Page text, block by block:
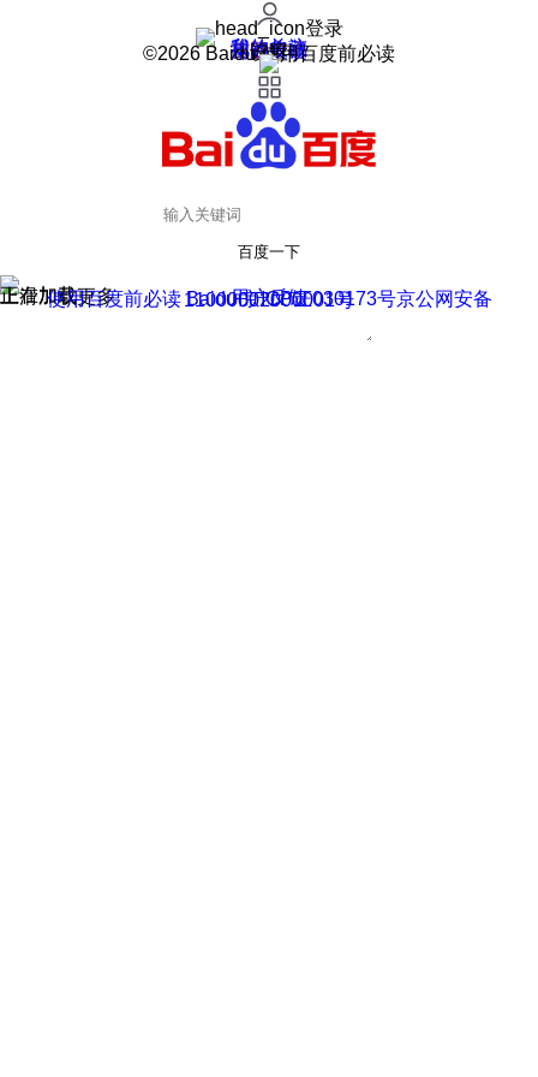
登录
我的关注
我的收藏
皮肤中心
用户反馈
设置
©2026 Baidu 使用百度前必读
百度一下
正在加载
上滑加载更多 用户反馈
使用百度前必读 Baidu 京ICP证030173号
京公网安备11000002000001号